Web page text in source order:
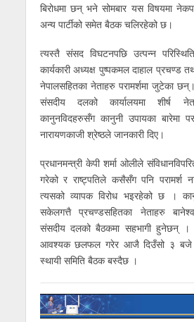
बिरोधमा छन् भने सोमबार यस विषयमा
अन्य पार्टीको समेत बैठक चलिरहेको छ।
त्यस्तै संसद विघटनपछि उत्पन्न
कार्यकारी अध्यक्ष पुष्पकमल दाहाल प्रचण्ड
नेपालसहितका नेताहरु परामर्शमा जुटेका
संसदीय दलको कार्यालयमा शीर्ष
कानुनविदहरुसँग कानुनी उपायका बारेमा
नारायणकाजी श्रेष्ठले जानकारी दिए।
प्रधानमन्त्री केपी शर्मा ओलीले
गरेको र राष्ट्पतिले कसैसँग पनि परामर्श
त्यसको व्यापक विरोध भइरहेको छ ।
सकेलगत्तै प्रचण्डसहितका नेताहरु
संसदीय दलको बैठकमा सहभागी हुनेछन्
आवश्यक छलफल गरेर आजै दिउँसो ३ बजे
स्थायी समिति बैठक बस्दैछ ।